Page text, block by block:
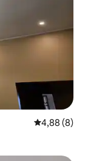
Nilai rata-
4,88 (8)